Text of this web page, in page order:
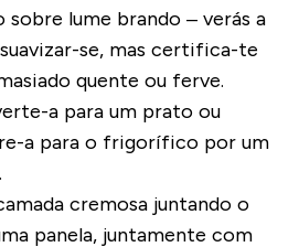
sobre lume brando – verás a
se, mas certifica-te
quente ou ferve.
a para um prato ou
a para o frigorífico por um
cremosa juntando o
panela, juntamente com